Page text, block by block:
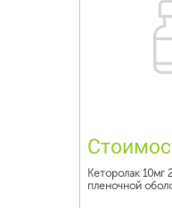
Кеторолак 10мг
пленочной